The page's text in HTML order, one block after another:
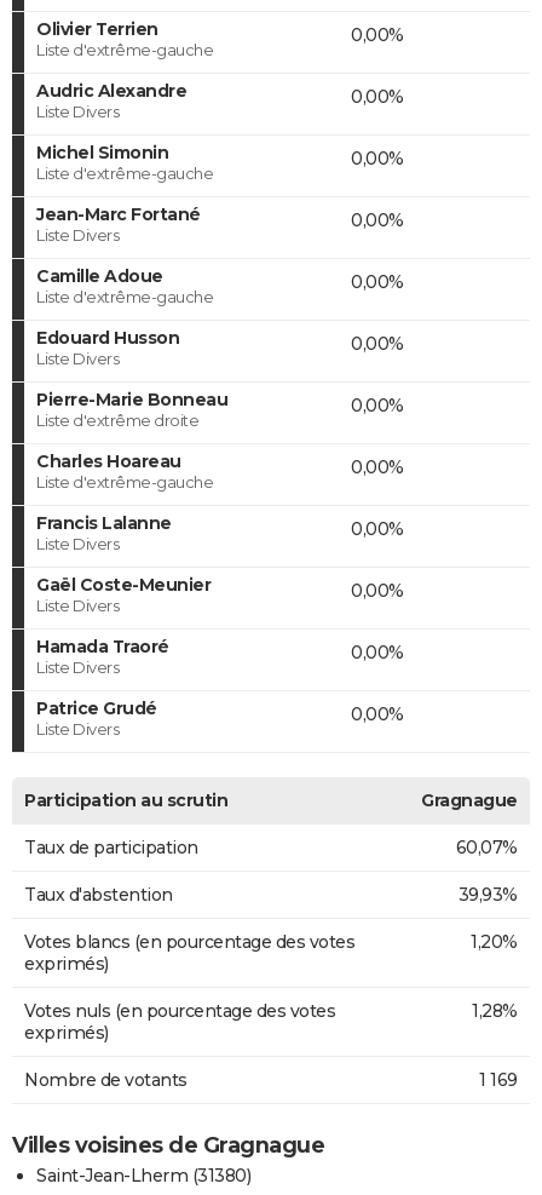
Olivier Terrien
Liste d'extrême-gauche
0,00%
Audric Alexandre
Liste Divers
0,00%
Michel Simonin
Liste d'extrême-gauche
0,00%
Jean-Marc Fortané
Liste Divers
0,00%
Camille Adoue
Liste d'extrême-gauche
0,00%
Edouard Husson
Liste Divers
0,00%
Pierre-Marie Bonneau
Liste d'extrême droite
0,00%
Charles Hoareau
Liste d'extrême-gauche
0,00%
Francis Lalanne
Liste Divers
0,00%
Gaël Coste-Meunier
Liste Divers
0,00%
Hamada Traoré
Liste Divers
0,00%
Patrice Grudé
Liste Divers
0,00%
Participation au scrutin Gragnague
Taux de participation 60,07%
Taux d'abstention 39,93%
Votes blancs (en pourcentage des votes
exprimés)
1,20%
Votes nuls (en pourcentage des votes
exprimés)
1,28%
Nombre de votants 1 169
Villes voisines de Gragnague
Saint-Jean-Lherm (31380)